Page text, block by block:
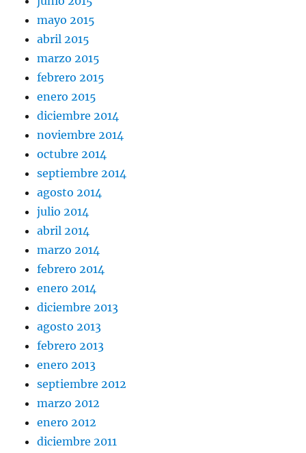
mayo 2015
abril 2015
marzo 2015
febrero 2015
enero 2015
diciembre 2014
noviembre 2014
octubre 2014
septiembre 2014
agosto 2014
julio 2014
abril 2014
marzo 2014
febrero 2014
enero 2014
diciembre 2013
agosto 2013
febrero 2013
enero 2013
septiembre 2012
marzo 2012
enero 2012
diciembre 2011